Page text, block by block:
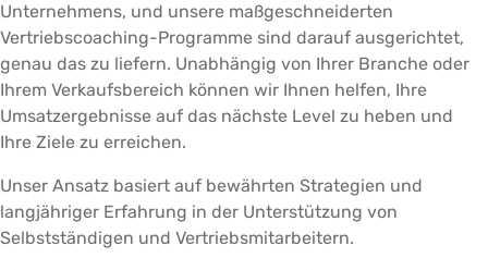
Unternehmens, und unsere maßgeschneiderten
Vertriebscoaching-Programme sind darauf ausgerichtet,
genau das zu liefern. Unabhängig von Ihrer Branche oder
Ihrem Verkaufsbereich können wir Ihnen helfen, Ihre
Umsatzergebnisse auf das nächste Level zu heben und
Ihre Ziele zu erreichen.
Unser Ansatz basiert auf bewährten Strategien und
langjähriger Erfahrung in der Unterstützung von
Selbstständigen und Vertriebsmitarbeitern.